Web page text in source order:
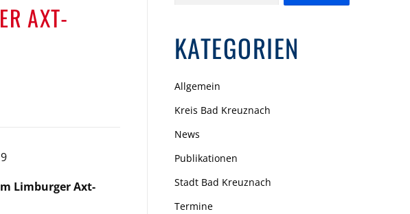
AXT-
Limburger Axt-
KATEGORIEN
Allgemein
Kreis Bad Kreuznach
News
Publikationen
Stadt Bad Kreuznach
Termine